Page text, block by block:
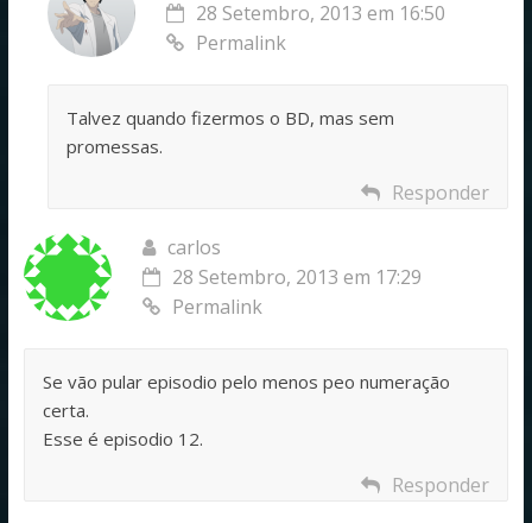
28 Setembro, 2013 em 16:50
Permalink
Talvez quando fizermos o BD, mas sem
promessas.
Responder
carlos
28 Setembro, 2013 em 17:29
Permalink
Se vão pular episodio pelo menos peo numeração
certa.
Esse é episodio 12.
Responder